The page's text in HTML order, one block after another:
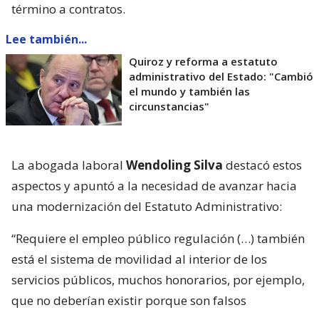
término a contratos.
Lee también...
Quiroz y reforma a estatuto
administrativo del Estado: "Cambió
el mundo y también las
circunstancias"
La abogada laboral Wendoling Silva destacó estos
aspectos y apuntó a la necesidad de avanzar hacia
una modernización del Estatuto Administrativo:
“Requiere el empleo público regulación (…) también
está el sistema de movilidad al interior de los
servicios públicos, muchos honorarios, por ejemplo,
que no deberían existir porque son falsos